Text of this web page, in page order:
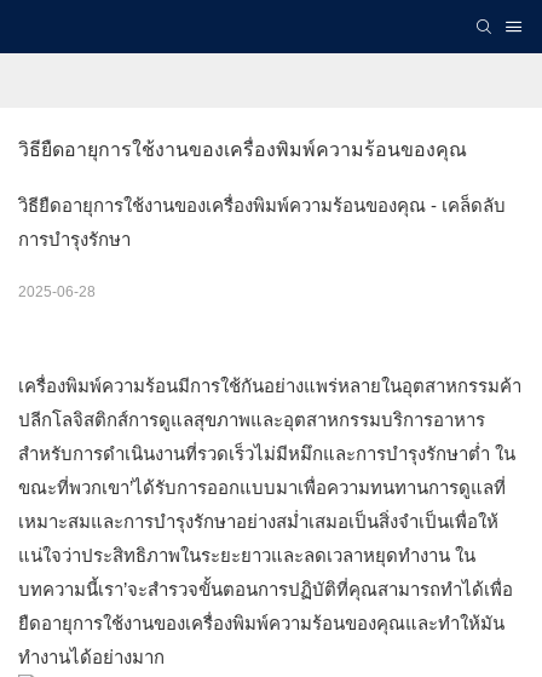
วิธียืดอายุการใช้งานของเครื่องพิมพ์ความร้อนของคุณ
วิธียืดอายุการใช้งานของเครื่องพิมพ์ความร้อนของคุณ - เคล็ดลับ
การบำรุงรักษา
2025-06-28
เครื่องพิมพ์ความร้อนมีการใช้กันอย่างแพร่หลายในอุตสาหกรรมค้า
ปลีกโลจิสติกส์การดูแลสุขภาพและอุตสาหกรรมบริการอาหาร
สำหรับการดำเนินงานที่รวดเร็วไม่มีหมึกและการบำรุงรักษาต่ำ ใน
ขณะที่พวกเขา’ได้รับการออกแบบมาเพื่อความทนทานการดูแลที่
เหมาะสมและการบำรุงรักษาอย่างสม่ำเสมอเป็นสิ่งจำเป็นเพื่อให้
แน่ใจว่าประสิทธิภาพในระยะยาวและลดเวลาหยุดทำงาน ใน
บทความนี้เรา’จะสำรวจขั้นตอนการปฏิบัติที่คุณสามารถทำได้เพื่อ
ยืดอายุการใช้งานของเครื่องพิมพ์ความร้อนของคุณและทำให้มัน
ทำงานได้อย่างมาก